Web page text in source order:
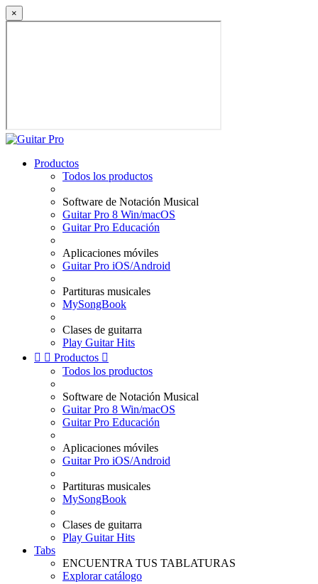
×
Productos
Todos los productos
Software de Notación Musical
Guitar Pro 8 Win/macOS
Guitar Pro Educación
Aplicaciones móviles
Guitar Pro iOS/Android
Partituras musicales
MySongBook
Clases de guitarra
Play Guitar Hits
  Productos 
Todos los productos
Software de Notación Musical
Guitar Pro 8 Win/macOS
Guitar Pro Educación
Aplicaciones móviles
Guitar Pro iOS/Android
Partituras musicales
MySongBook
Clases de guitarra
Play Guitar Hits
Tabs
ENCUENTRA TUS TABLATURAS
Explorar catálogo